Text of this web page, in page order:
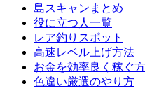
島スキャンまとめ
役に立つ人一覧
レア釣りスポット
高速レベル上げ方法
お金を効率良く稼ぐ
色違い厳選のやり方